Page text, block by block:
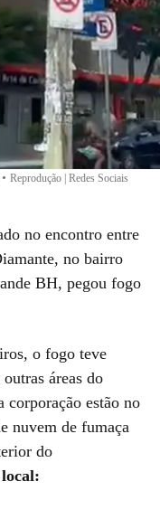
• Reprodução | Redes Sociais
no encontro entre
no bairro
BH, pegou fogo
o fogo teve
áreas do
corporação estão no
nuvem de fumaça
do